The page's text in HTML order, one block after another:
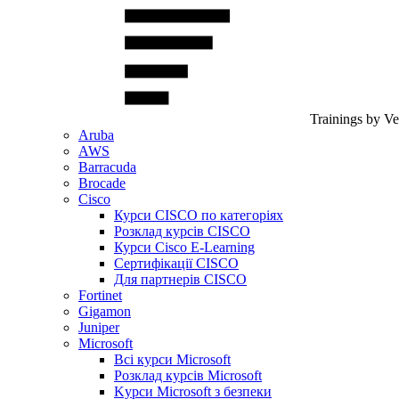
Trainings by
Aruba
AWS
Barracuda
Brocade
Cisco
Курси CISCO по категоріях
Розклад курсів CISCO
Курси Cisco E-Learning
Сертифікації CISCO
Для партнерів CISCO
Fortinet
Gigamon
Juniper
Microsoft
Всі курси Microsoft
Розклад курсів Microsoft
Kyрси Microsoft з безпеки